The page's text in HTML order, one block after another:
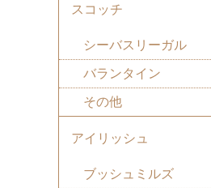
スコッチ
シーバスリーガル
バランタイン
その他
アイリッシュ
ブッシュミルズ